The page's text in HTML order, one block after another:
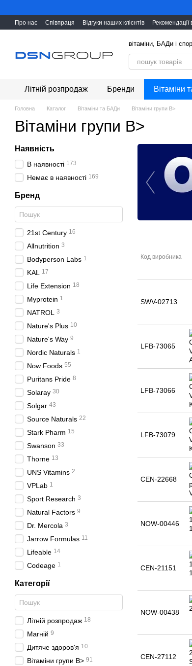
Про нас Співпраця Відгуки наших клієнтів Рекомендації
вітаміни, БАДи і
Літній розпродаж Бренди Вітаміни
Головна Каталог Вітаміни та БАДи Вітаміни групи B>
Вітаміни групи B>
Код виробника
SWV-02713
LFB-73065
LFB-73066
LFB-73079
CEN-22668
NOW-00446
CEN-21151
NOW-00438
CEN-27112
Наявність
В наявності 173
Немає в наявності 169
Бренд
21st Century 16
Allnutrition 3
Bodyperson Labs 1
KAL 17
Life Extension 18
Myprotein 1
NATROL 3
Nature's Plus 10
Nature's Way 9
Nordic Naturals 1
Now Foods 55
Puritans Pride 8
Solaray 30
Solgar 43
Source Naturals 22
Stark Pharm 15
Swanson 33
Thorne 13
UNS Vitamins 2
VPLab 1
Sport Research 3
Natural Factors 9
Dr. Mercola 3
Jarrow Formulas 11
Lifeable 14
Codeage 1
Категорії
Літній розпродаж 18
Магній 9
Дитяче здоров'я 10
Вітаміни групи B> 91